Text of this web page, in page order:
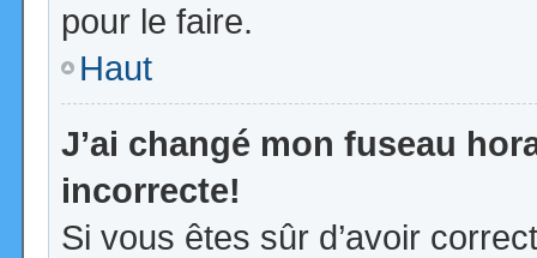
pour le faire.
Haut
J’ai changé mon fuseau
incorrecte!
Si vous êtes sûr d’avoir